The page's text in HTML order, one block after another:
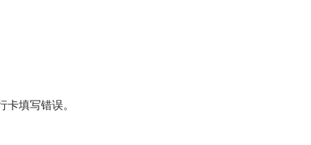
填写错误。